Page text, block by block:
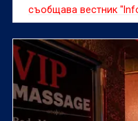
съобщава вестник